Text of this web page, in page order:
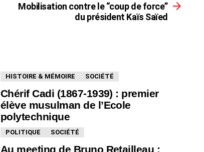
Mobilisation contre le “coup de force”
du président Kaïs Saïed
HISTOIRE & MÉMOIRE SOCIÉTÉ
Chérif Cadi (1867-1939) : premier
élève musulman de l’Ecole
polytechnique
POLITIQUE SOCIÉTÉ
Au meeting de Bruno Retailleau :